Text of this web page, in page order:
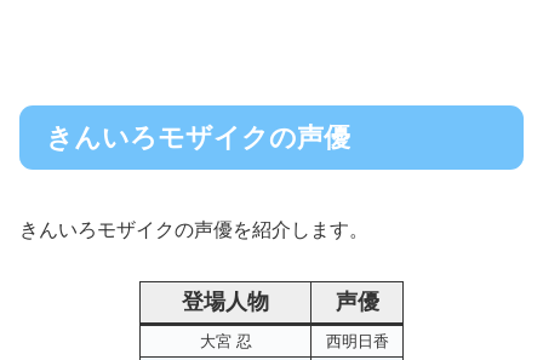
きんいろモザイクの声優
きんいろモザイクの声優を紹介します。
登場人物 声優
大宮 忍
西明日香